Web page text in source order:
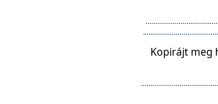
Kopirájt meg